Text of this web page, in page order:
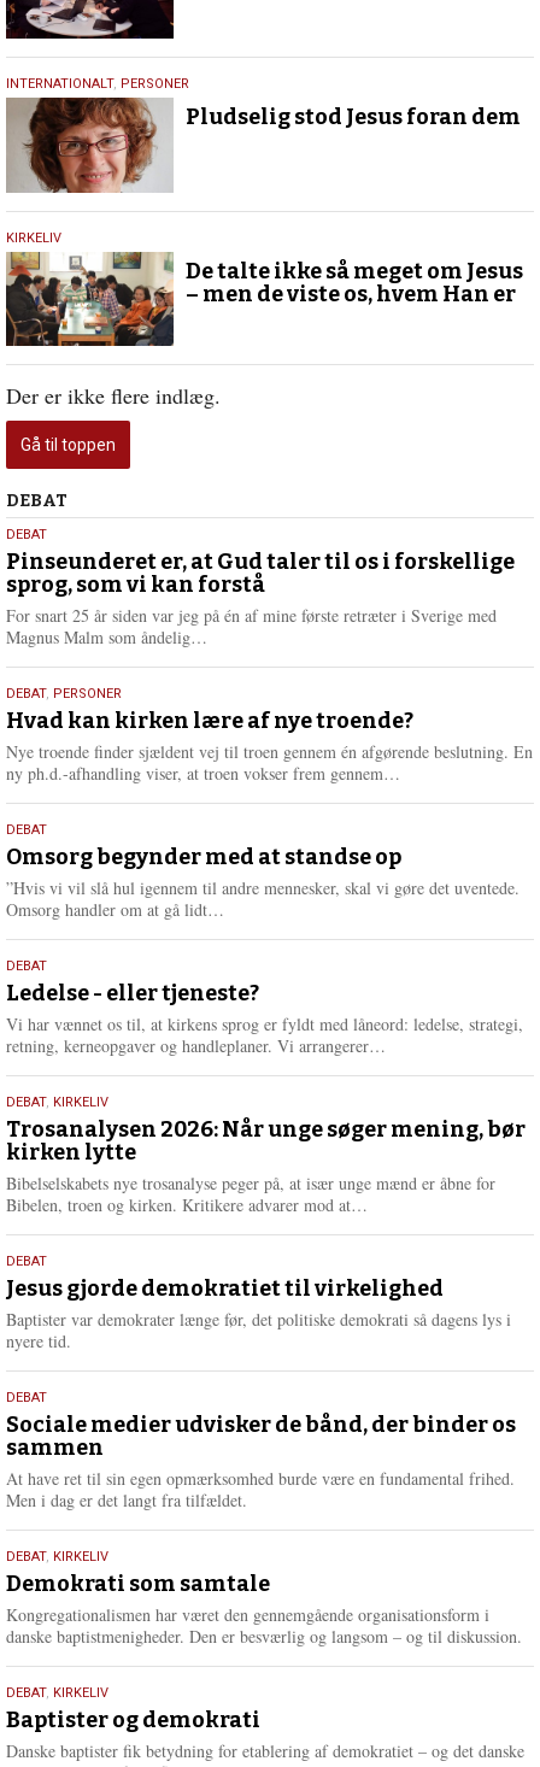
5.
december
2017
INTERNATIONALT, PERSONER
Pludselig stod Jesus foran dem
27.
november
2015
KIRKELIV
De talte ikke så meget om Jesus
– men de viste os, hvem Han er
Der er ikke flere indlæg.
Gå til toppen
Debat
DEBAT
5.
august
2026
DEBAT
Pinseunderet er, at Gud taler til os i forskellige
sprog, som vi kan forstå
For snart 25 år siden var jeg på én af mine første retræter i Sverige med
Magnus Malm som åndelig…
e
r
e
25.
juli
2026
DEBAT, PERSONER
Hvad kan kirken lære af nye troende?
Nye troende finder sjældent vej til troen gennem én afgørende beslutning. En
ny ph.d.-afhandling viser, at troen vokser frem gennem…
e
r
e
9.
juli
2026
DEBAT
Omsorg begynder med at standse op
”Hvis vi vil slå hul igennem til andre mennesker, skal vi gøre det uventede.
Omsorg handler om at gå lidt…
e
r
e
10.
juni
2026
DEBAT
Ledelse - eller tjeneste?
Vi har vænnet os til, at kirkens sprog er fyldt med låneord: ledelse, strategi,
retning, kerneopgaver og handleplaner. Vi arrangerer…
e
2.
juni
2026
DEBAT, KIRKELIV
Trosanalysen 2026: Når unge søger mening, bør
kirken lytte
Bibelselskabets nye trosanalyse peger på, at især unge mænd er åbne for
Bibelen, troen og kirken. Kritikere advarer mod at…
e
r
e
18.
maj
2026
DEBAT
Jesus gjorde demokratiet til virkelighed
Baptister var demokrater længe før, det politiske demokrati så dagens lys i
nyere tid.
18.
maj
2026
DEBAT
Sociale medier udvisker de bånd, der binder os
sammen
At have ret til sin egen opmærksomhed burde være en fundamental frihed.
Men i dag er det langt fra tilfældet.
18.
maj
2026
DEBAT, KIRKELIV
Demokrati som samtale
Kongregationalismen har været den gennemgående organisationsform i
danske baptistmenigheder. Den er besværlig og langsom – og til diskussion.
18.
maj
2026
DEBAT, KIRKELIV
Baptister og demokrati
Danske baptister fik betydning for etablering af demokratiet – og det danske